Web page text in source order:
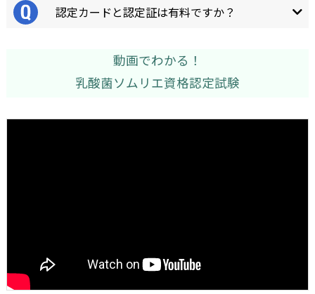
認定カードと認定証は有料ですか？
動画でわかる！
乳酸菌ソムリエ資格認定試験